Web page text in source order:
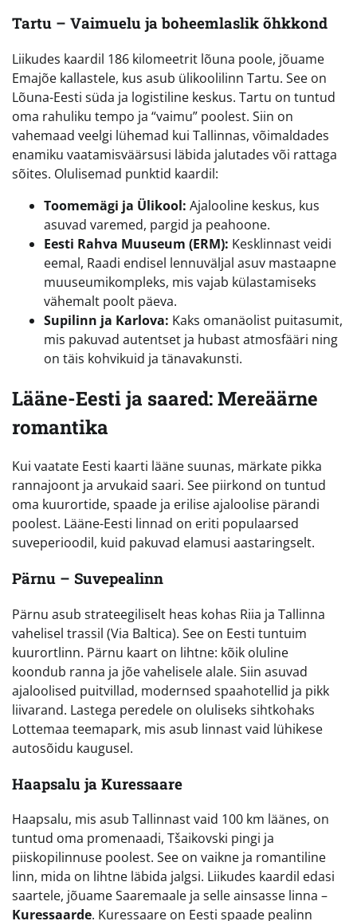
Tartu – Vaimuelu ja boheemlaslik õhkkond
Liikudes kaardil 186 kilomeetrit lõuna poole, jõuame
Emajõe kallastele, kus asub ülikoolilinn Tartu. See on
Lõuna-Eesti süda ja logistiline keskus. Tartu on tuntud
oma rahuliku tempo ja “vaimu” poolest. Siin on
vahemaad veelgi lühemad kui Tallinnas, võimaldades
enamiku vaatamisväärsusi läbida jalutades või rattaga
sõites. Olulisemad punktid kaardil:
Toomemägi ja Ülikool: Ajalooline keskus, kus
asuvad varemed, pargid ja peahoone.
Eesti Rahva Muuseum (ERM): Kesklinnast veidi
eemal, Raadi endisel lennuväljal asuv mastaapne
muuseumikompleks, mis vajab külastamiseks
vähemalt poolt päeva.
Supilinn ja Karlova: Kaks omanäolist puitasumit,
mis pakuvad autentset ja hubast atmosfääri ning
on täis kohvikuid ja tänavakunsti.
Lääne-Eesti ja saared: Mereäärne
romantika
Kui vaatate Eesti kaarti lääne suunas, märkate pikka
rannajoont ja arvukaid saari. See piirkond on tuntud
oma kuurortide, spaade ja erilise ajaloolise pärandi
poolest. Lääne-Eesti linnad on eriti populaarsed
suveperioodil, kuid pakuvad elamusi aastaringselt.
Pärnu – Suvepealinn
Pärnu asub strateegiliselt heas kohas Riia ja Tallinna
vahelisel trassil (Via Baltica). See on Eesti tuntuim
kuurortlinn. Pärnu kaart on lihtne: kõik oluline
koondub ranna ja jõe vahelisele alale. Siin asuvad
ajaloolised puitvillad, modernsed spaahotellid ja pikk
liivarand. Lastega peredele on oluliseks sihtkohaks
Lottemaa teemapark, mis asub linnast vaid lühikese
autosõidu kaugusel.
Haapsalu ja Kuressaare
Haapsalu, mis asub Tallinnast vaid 100 km läänes, on
tuntud oma promenaadi, Tšaikovski pingi ja
piiskopilinnuse poolest. See on vaikne ja romantiline
linn, mida on lihtne läbida jalgsi. Liikudes kaardil edasi
saartele, jõuame Saaremaale ja selle ainsasse linna –
Kuressaarde. Kuressaare on Eesti spaade pealinn